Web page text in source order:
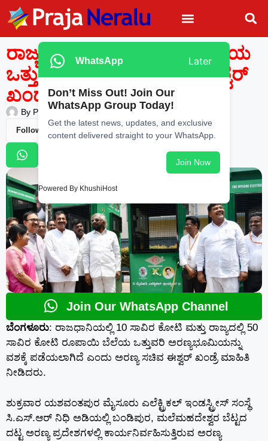
ರಾಜ್ಯದಲ್ಲಿ 50 ಸಾವಿರ ಕೋಟಿ ಬೆಲೆಯ
ಒತ್ತುವರಿ ಅರಣ್ಯಭೂಮಿ ವಶ: ಈಶ್ವರ್
ಖಂಡ್ರೆ
By Praja Neralu — May 23, 2026 - 12:28 AM
Follow Us
Join Our WhatsApp Channel
ಬೆಂಗಳೂರು: ರಾಜಧಾನಿಯಲ್ಲಿ 10 ಸಾವಿರ ಕೋಟಿ ಮತ್ತು ರಾಜ್ಯದಲ್ಲಿ 50
ಸಾವಿರ ಕೋಟಿ ರೂಪಾಯಿ ಬೆಲೆಯ ಒತ್ತುವರಿ ಅರಣ್ಯಭೂಮಿಯನ್ನು
ವಶಕ್ಕೆ ಪಡೆಯಲಾಗಿದೆ ಎಂದು ಅರಣ್ಯ ಸಚಿವ ಈಶ್ವರ್ ಖಂಡ್ರೆ ಮಾಹಿತಿ
ನೀಡಿದರು.
ಶುಕ್ರವಾರ ಯಶವಂತಪುರ ಮೈಸೂರು ಎಲೆಕ್ಟ್ರಿಕಲ್ ಇಂಡಸ್ಟ್ರೀಸ್ ಸಂಸ್ಥೆ
ಸಿ.ಎಸ್.ಆರ್ ನಿಧಿ ಅಡಿಯಲ್ಲಿ ಬಂಡಿಪುರ, ಮಲೆಮಹದೇಶ್ವರ ಬೆಟ್ಟದ
ದಟ್ಟ ಅರಣ್ಯ ಪ್ರದೇಶಗಳಲ್ಲಿ ಕಾರ್ಯನಿರ್ವಹಿಸುತ್ತಿರುವ ಅರಣ್ಯ
WhatsApp Later
Don’t Miss Out! Join Our
WhatsApp Group Today!
Get the latest news, updates, and exclusive
content delivered straight to your WhatsApp.
Join Now
Powered By KhushiHost